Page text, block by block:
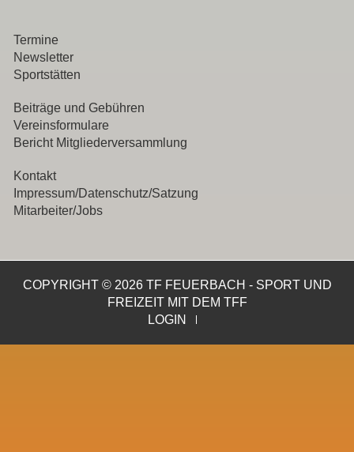
Termine
Newsletter
Sportstätten
Beiträge und Gebühren
Vereinsformulare
Bericht Mitgliederversammlung
Kontakt
Impressum/Datenschutz/Satzung
Mitarbeiter/Jobs
COPYRIGHT © 2026 TF FEUERBACH - SPORT UND
FREIZEIT MIT DEM TFF
LOGIN